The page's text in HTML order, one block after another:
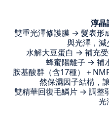
淳晶
雙重光澤修護膜 → 髮表形
與光澤，減
水解大豆蛋白 → 補充受
蜂蜜陽離子 → 補
胺基酸群（含17種）＋
然保濕因子結構，
雙精華回復毛鱗片 → 調整
光